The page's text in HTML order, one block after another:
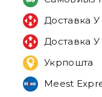
Доставка
Доставка
Укрпошта
Meest